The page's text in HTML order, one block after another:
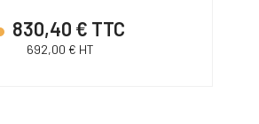
830,40 € TTC
692,00 € HT